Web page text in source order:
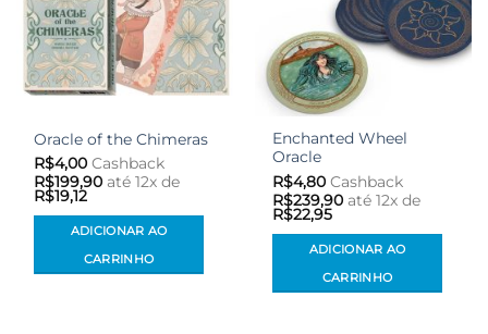
Oracle of the Chimeras
R$4,00 Cashback
R$199,90 até 12x de
R$19,12
ADICIONAR AO
CARRINHO
Enchanted Wheel
Oracle
R$4,80 Cashback
R$239,90 até 12x de
R$22,95
ADICIONAR AO
CARRINHO